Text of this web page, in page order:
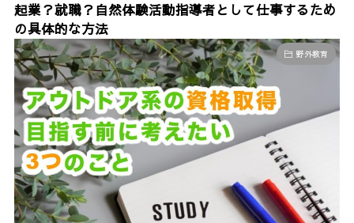
起業？就職？自然体験活動指導者として仕事するため
の具体的な方法
野外教育